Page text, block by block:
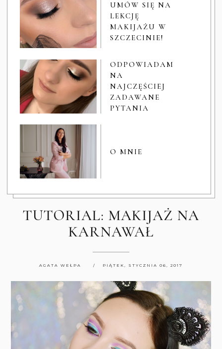
UMÓW SIĘ NA
LEKCJĘ
MAKIJAŻU W
SZCZECINIE!
ODPOWIADAM
NA
NAJCZĘŚCIEJ
ZADAWANE
PYTANIA
O MNIE
TUTORIAL: MAKIJAŻ NA
KARNAWAŁ
AGATA WEŁPA PIĄTEK, STYCZNIA 06, 2017